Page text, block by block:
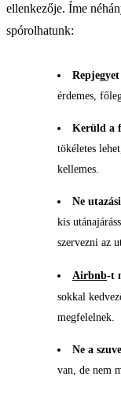
ellenkezője. Íme
spórolhatunk:
érdemes,
Kerüld a
tökéletes
kellemes.
Ne
kis
szervezni az
Airbnb-t
sokkal
megfelelnek.
Ne a
van, de nem